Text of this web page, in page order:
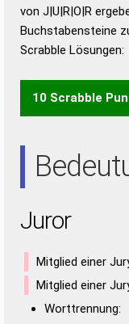
von J|U|R|O|R
Buchstabensteine
Scrabble Lösungen:
10 Scrabble
Juror
Mitglied einer
Mitglied einer
Worttrennung: